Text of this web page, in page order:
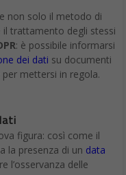
non solo il metodo di
trattamento degli stessi
: è possibile informarsi
dei dati su documenti
mettersi in regola.
figura: così come il
la presenza di un data
l’osservanza delle